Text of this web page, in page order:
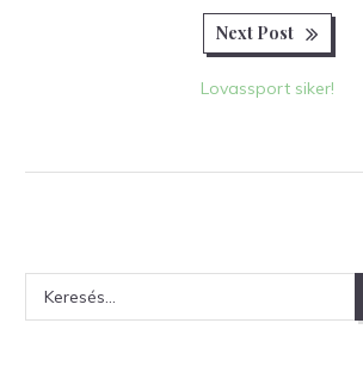
Next Post
Lovassport siker!